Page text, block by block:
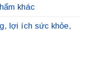
khác
lợi ích sức khỏe,